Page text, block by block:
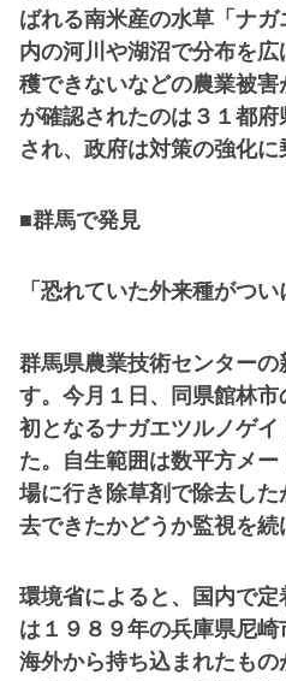
ばれる南米産の水草「ナ
内の河川や湖沼で分布を
穫できないなどの農業被
が確認されたのは３１都
され、政府は対策の強化に
■群馬で発見
「恐れていた外来種がつ
群馬県農業技術センター
す。今月１日、同県館林
初となるナガエツルノゲ
た。自生範囲は数平方メ
場に行き除草剤で除去し
去できたかどうか監視を続
環境省によると、国内で
は１９８９年の兵庫県尼
海外から持ち込まれたも